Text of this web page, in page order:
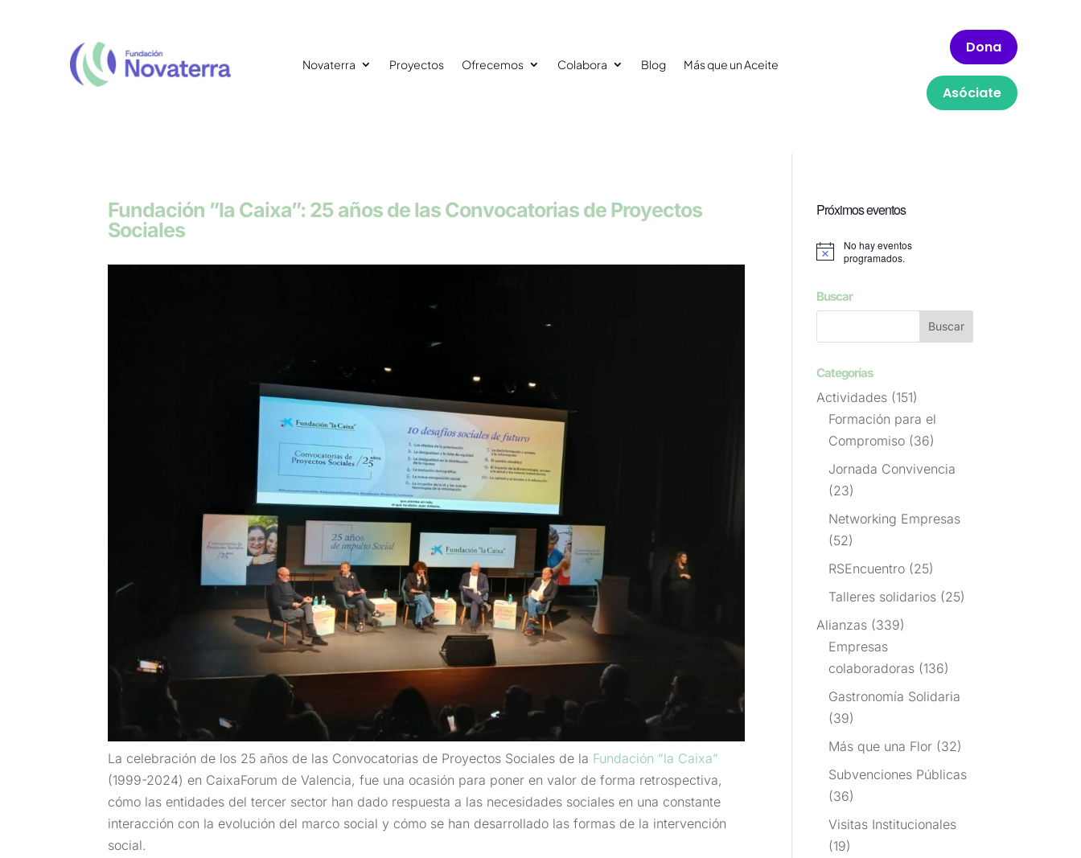
Novaterra Proyectos Ofrecemos Colabora Blog Más que un Aceite
Dona
Asóciate
Fundación ”la Caixa”: 25 años de las Convocatorias de Proyectos
Sociales
La celebración de los 25 años de las Convocatorias de Proyectos Sociales de la Fundación ”la Caixa”
(1999-2024) en CaixaForum de Valencia, fue una ocasión para poner en valor de forma retrospectiva,
cómo las entidades del tercer sector han dado respuesta a las necesidades sociales en una constante
interacción con la evolución del marco social y cómo se han desarrollado las formas de la intervención
social.
Próximos eventos
Aviso
No hay eventos
programados.
Buscar
Categorías
Actividades (151)
Formación para el
Compromiso (36)
Jornada Convivencia
(23)
Networking Empresas
(52)
RSEncuentro (25)
Talleres solidarios (25)
Alianzas (339)
Empresas
colaboradoras (136)
Gastronomía Solidaria
(39)
Más que una Flor (32)
Subvenciones Públicas
(36)
Visitas Institucionales
(19)